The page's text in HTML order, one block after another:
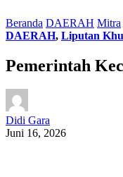
Beranda DAERAH Mitra
DAERAH, Liputan
Pemerintah
Didi Gara
Juni 16, 2026